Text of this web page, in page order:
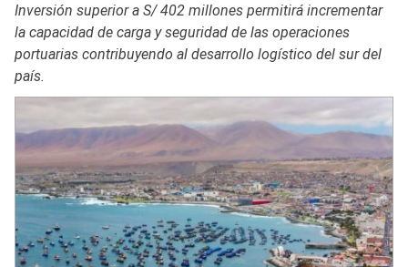
Inversión superior a S/ 402 millones permitirá incrementar
la capacidad de carga y seguridad de las operaciones
portuarias contribuyendo al desarrollo logístico del sur del
país.